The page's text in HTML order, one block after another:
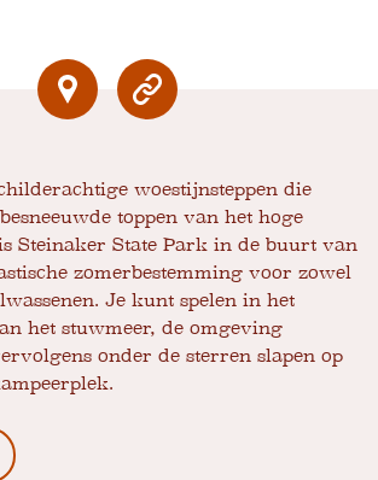
woestijnsteppen die
toppen van het hoge
Steinaker State Park in de buurt van
zomerbestemming voor zowel
Je kunt spelen in het
het stuwmeer, de omgeving
onder de sterren slapen op